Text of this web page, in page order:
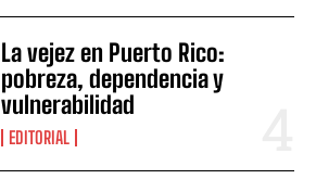
La vejez en Puerto Rico:
pobreza, dependencia y
vulnerabilidad
EDITORIAL